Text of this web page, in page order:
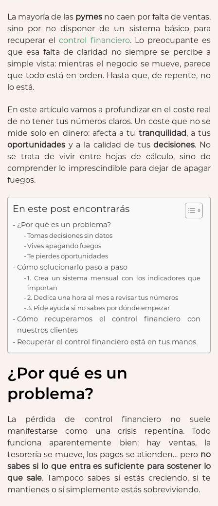
La mayoría de las pymes no caen por falta de ventas,
sino por no disponer de un sistema básico para
recuperar elcontrol financiero. Lo preocupante es
que esa falta de claridad no siempre se percibe a
simple vista: mientras el negocio se mueve, parece
que todo está en orden. Hasta que, de repente, no
lo está.
En este artículo vamos a profundizar en el coste real
de no tener tus números claros. Un coste que no se
mide solo en dinero: afecta a tu tranquilidad, a tus
oportunidades y a la calidad de tusdecisiones. No
se trata de vivir entre hojas de cálculo, sino de
comprender lo imprescindible para dejar de apagar
fuegos.
En este post encontrarás
¿Por qué es un problema?
Tomas decisiones sin datos
Vives apagando fuegos
Te pierdes oportunidades
Cómo solucionarlo paso a paso
1. Crea un sistema mensual con los indicadores que
importan
2. Dedica una hora al mes a revisar tus números
3. Pide ayuda si no sabes por dónde empezar
Cómo recuperamos el control financiero con
nuestros clientes
Recuperar el control financiero está en tus manos
¿Por qué es un
problema?
La pérdida de control financiero no suele
manifestarse como una crisis repentina. Todo
funciona aparentemente bien: hay ventas, la
tesorería se mueve, los pagos se atienden… pero no
sabes si lo que entra es suficiente para sostener lo
que sale. Tampoco sabes si estás creciendo, si te
mantienes o si simplemente estás sobreviviendo.